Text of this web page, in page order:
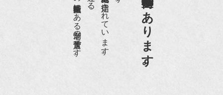
京都祇園骨董街にあります。